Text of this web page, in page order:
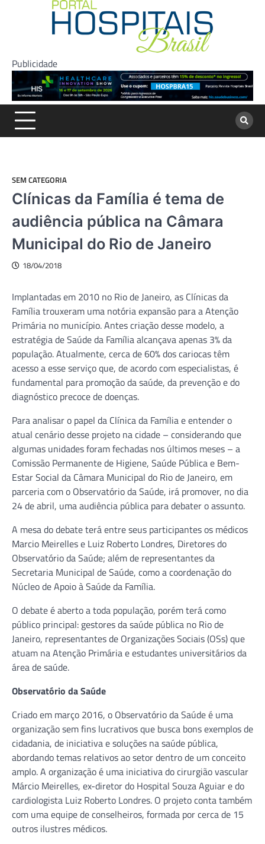
Publicidade
SEM CATEGORIA
Clínicas da Família é tema de
audiência pública na Câmara
Municipal do Rio de Janeiro
18/04/2018
Implantadas em 2010 no Rio de Janeiro, as Clínicas da
Família trouxeram uma notória expansão para a Atenção
Primária no município. Antes criação desse modelo, a
estratégia de Saúde da Família alcançava apenas 3% da
população. Atualmente, cerca de 60% dos cariocas têm
acesso a esse serviço que, de acordo com especialistas, é
fundamental para promoção da saúde, da prevenção e do
diagnóstico precoce de doenças.
Para analisar o papel da Clínica da Família e entender o
atual cenário desse projeto na cidade – considerando que
algumas unidades foram fechadas nos últimos meses – a
Comissão Permanente de Higiene, Saúde Pública e Bem-
Estar Social da Câmara Municipal do Rio de Janeiro, em
parceria com o Observatório da Saúde, irá promover, no dia
24 de abril, uma audiência pública para debater o assunto.
A mesa do debate terá entre seus participantes os médicos
Marcio Meirelles e Luiz Roberto Londres, Diretores do
Observatório da Saúde; além de representantes da
Secretaria Municipal de Saúde, como a coordenação do
Núcleo de Apoio à Saúde da Família.
O debate é aberto a toda população, porém terá como
público principal: gestores da saúde pública no Rio de
Janeiro, representantes de Organizações Sociais (OSs) que
atuam na Atenção Primária e estudantes universitários da
área de saúde.
Observatório da Saúde
Criado em março 2016, o Observatório da Saúde é uma
organização sem fins lucrativos que busca bons exemplos de
cidadania, de iniciativa e soluções na saúde pública,
abordando temas relativos ao setor dentro de um conceito
amplo. A organização é uma iniciativa do cirurgião vascular
Márcio Meirelles, ex-diretor do Hospital Souza Aguiar e do
cardiologista Luiz Roberto Londres. O projeto conta também
com uma equipe de conselheiros, formada por cerca de 15
outros ilustres médicos.